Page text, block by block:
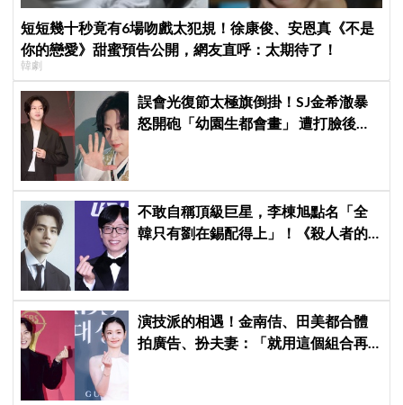
短短幾十秒竟有6場吻戲太犯規！徐康俊、安恩真《不是
你的戀愛》甜蜜預告公開，網友直呼：太期待了！
韓劇
誤會光復節太極旗倒掛！SJ金希澈暴
怒開砲「幼園生都會畫」 遭打臉後火
不敢自稱頂級巨星，李棟旭點名「全
韓只有劉在錫配得上」！《殺人者的
演技派的相遇！金南佶、田美都合體
拍廣告、扮夫妻：「就用這個組合再